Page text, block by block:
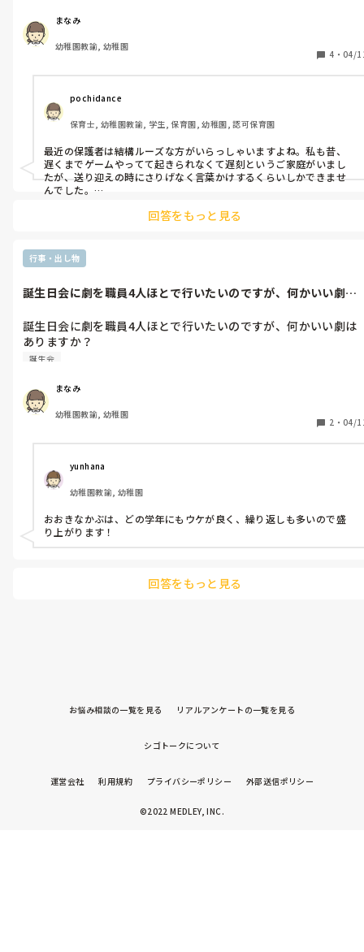
今はコロナの影響で休園の状態で、ここ3ヶ月近く休んでいるの
で健康なども心配です。
親御さんに連絡しても電話に出てくれなかったりするのですが、
まなみ
幼稚園教諭, 幼稚園
4 ・ 04/
pochidance
保育士, 幼稚園教諭, 学生, 保育園, 幼稚園, 認可保育園
最近の保護者は結構ルーズな方がいらっしゃいますよね。私も昔、
遅くまでゲームやってて起きられなくて遅刻というご家庭がいまし
たが、送り迎えの時にさりげなく言葉かけするくらいしかできませ
んでした。
ご家庭でしっかり見てほしいですよね。
回答をもっと見る
行事・出し物
誕生日会に劇を職員4人ほとで行いたいのですが、何かいい劇は
誕生日会に劇を職員4人ほとで行いたいのですが、何かいい劇は
ありますか？
子ども達も参加させてやれるものも良いなと考えています。
誕生会
まなみ
幼稚園教諭, 幼稚園
2 ・ 04/
yunhana
幼稚園教諭, 幼稚園
おおきなかぶは、どの学年にもウケが良く、繰り返しも多いので盛
り上がります！
回答をもっと見る
お悩み相談の一覧を見る リアルアンケートの一覧を見る
シゴトークについて
運営会社 利用規約 プライバシーポリシー 外部送信ポリシー
©2022 MEDLEY, INC.